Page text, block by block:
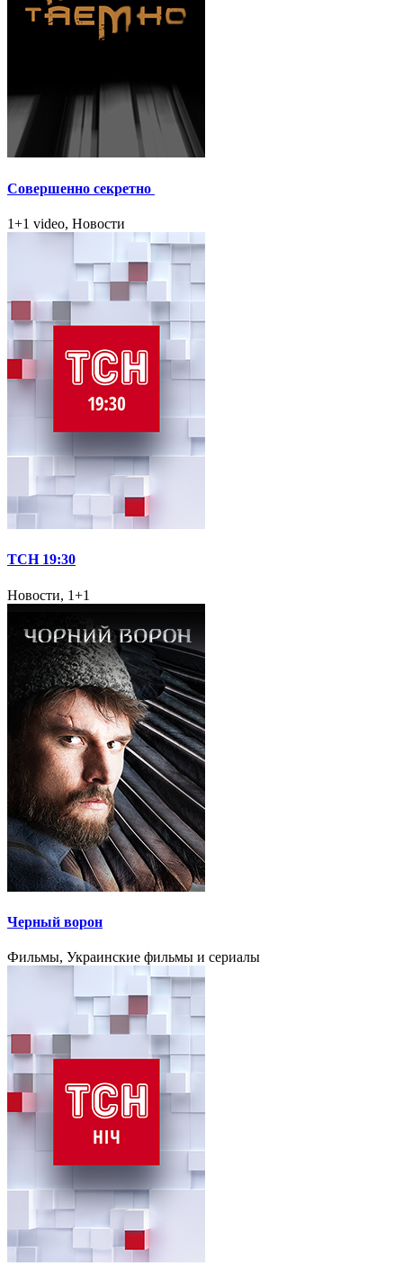
Совершенно секретно
1+1 video, Новости
ТСН 19:30
Новости, 1+1
Черный ворон
Фильмы, Украинские фильмы и сериалы